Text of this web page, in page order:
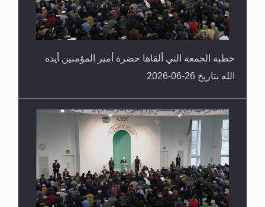
خطبة الجمعة التي ألقاها حضرة أمير المؤمنين أيده
الله بتاريخ 26-06-2026